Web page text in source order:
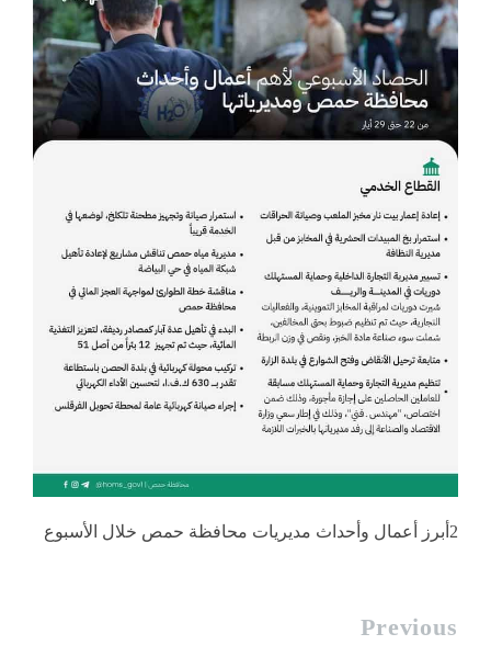
2أبرز أعمال وأحداث مديريات محافظة حمص خلال الأسبوع
Previous